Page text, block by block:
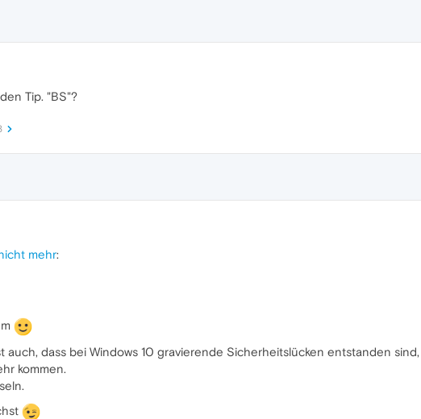
Tip. "BS"?
mehr:
auch, dass bei Windows 10 gravierende Sicherheitslücken entstanden
kommen.